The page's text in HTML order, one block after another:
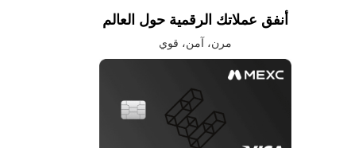
أنفق عملاتك الرقمية حول العالم
مرن، آمن، قوي